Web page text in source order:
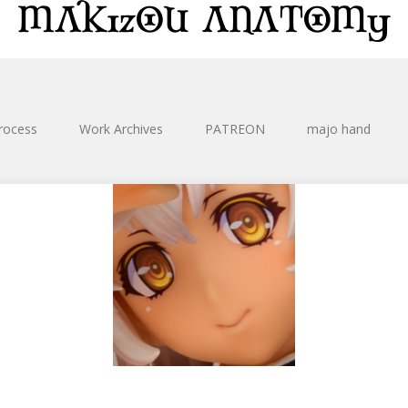
Work Archives PATREON majo hand